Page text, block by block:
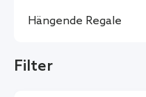
Hängende Regale
Filter